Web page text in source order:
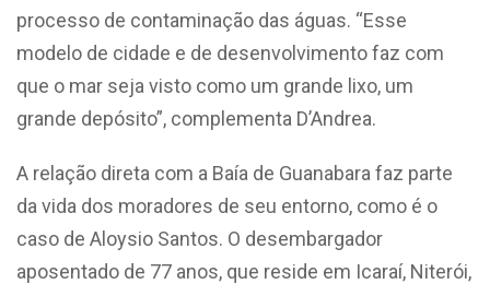
processo de contaminação das águas. “Esse
modelo de cidade e de desenvolvimento faz com
que o mar seja visto como um grande lixo, um
grande depósito”, complementa D’Andrea.
A relação direta com a Baía de Guanabara faz parte
da vida dos moradores de seu entorno, como é o
caso de Aloysio Santos. O desembargador
aposentado de 77 anos, que reside em Icaraí, Niterói,